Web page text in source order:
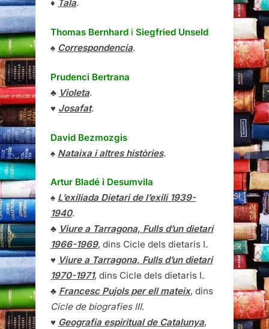
♦ Tala.
Thomas Bernhard i Siegfried Unseld
♠ Correspondencia.
Prudenci Bertrana
♣ Violeta.
♥ Josafat.
David Bezmozgis
♠ Nataixa i altres històries.
Artur Bladé i Desumvila
♠ L’exiliada Dietari de l’exili 1939-
1940.
♣ Viure a Tarragona, Fulls d’un dietari
1966-1969, dins Cicle dels dietaris I.
♥ Viure a Tarragona, Fulls d’un dietari
1970-1971, dins Cicle dels dietaris I.
♣ Francesc Pujols per ell mateix, dins
Cicle de biografies III.
♥ Geografia espiritual de Catalunya,